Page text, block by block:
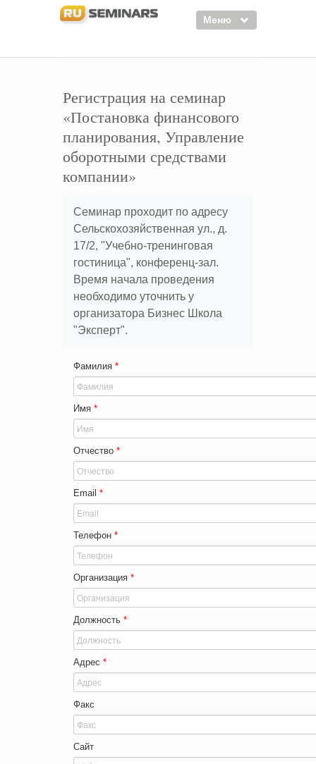
Меню
Курсы
Тренинги
Организаторы
Лектора
Регистрация
Регистрация на семинар
«Постановка финансового
планирования, Управление
оборотными средствами
компании»
Семинар проходит по адресу
Сельскохозяйственная ул., д.
17/2, "Учебно-тренинговая
гостиница", конференц-зал.
Время начала проведения
необходимо уточнить у
организатора Бизнес Школа
"Эксперт".
Фамилия *
Имя *
Отчество *
Email *
Телефон *
Организация *
Должность *
Адрес *
Факс
Сайт